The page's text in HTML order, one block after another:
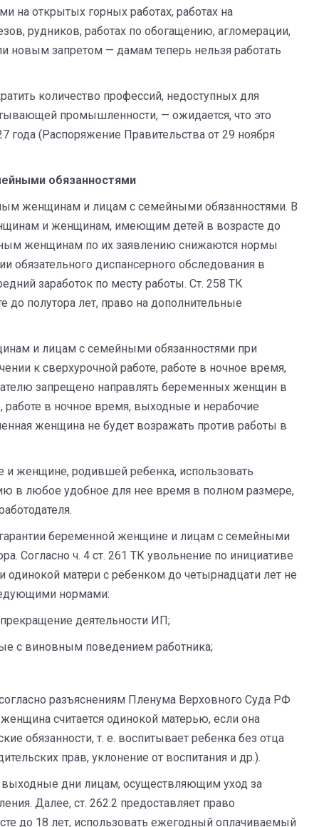
на открытых горных работах, работах на
рудников, работах по обогащению, агломерации,
новым запретом — дамам теперь нельзя работать
количество профессий, недоступных для
промышленности, — ожидается, что это
(Распоряжение Правительства от 29 ноября
обязанностями
женщинам и лицам с семейными обязанностями. В
и женщинам, имеющим детей в возрасте до
женщинам по их заявлению снижаются нормы
диспансерного обследования в
заработок по месту работы. Ст. 258 ТК
полутора лет, право на дополнительные
и лицам с семейными обязанностями при
к сверхурочной работе, работе в ночное время,
запрещено направлять беременных женщин в
работе в ночное время, выходные и нерабочие
женщина не будет возражать против работы в
женщине, родившей ребенка, использовать
в любое удобное для нее время в полном размере,
беременной женщине и лицам с семейными
Согласно ч. 4 ст. 261 ТК увольнение по инициативе
матери с ребенком до четырнадцати лет не
нормами:
деятельности ИП;
с виновным поведением работника;
разъяснениям Пленума Верховного Суда РФ
считается одинокой матерью, если она
обязанности, т. е. воспитывает ребенка без отца
прав, уклонение от воспитания и др.).
дни лицам, осуществляющим уход за
Далее, ст. 262.2 предоставляет право
до 18 лет, использовать ежегодный оплачиваемый